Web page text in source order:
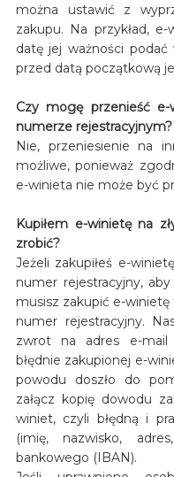
można ustawić z
zakupu. Na przykład,
datę jej ważności
przed datą początkową
Czy mogę przenieść
numerze rejestracyjnym?
Nie, przeniesienie na
możliwe, ponieważ
e-winieta nie może być
Kupiłem e-winietę na
zrobić?
Jeżeli zakupiłeś e-
numer rejestracyjny,
musisz zakupić e-
numer rejestracyjny.
zwrot na adres e-mail
błędnie zakupionej e-
powodu doszło do
załącz kopię dowodu
winiet, czyli błędną i
(imię, nazwisko,
bankowego (IBAN).